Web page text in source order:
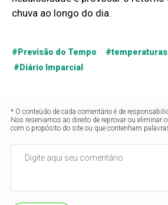
chuva ao longo do dia.
#Previsão do Tempo
#Diário Imparcial
* O conteúdo de cada comentário é de
Nos reservamos ao direito de reprovar ou eliminar
com o propósito do site ou que contenham